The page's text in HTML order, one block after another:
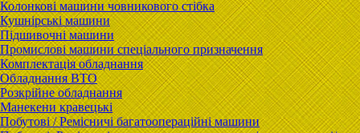
Колонкові машини човникового стібка
Кушнірські машини
Підшивочні машини
Промислові машини спеціального призначення
Комплектація обладнання
Обладнання ВТО
Розкрійне обладнання
Манекени кравецькі
Побутові / Ремісничі багатоопераційні машини